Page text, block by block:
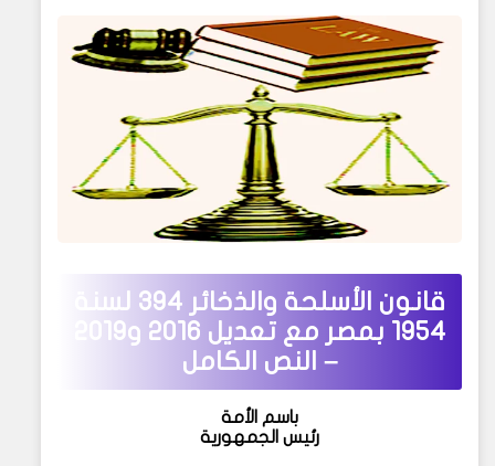
قانون الأسلحة والذخائر 394 لسنة
1954 بمصر مع تعديل 2016 و2019
– النص الكامل
باسم الأمة
رئيس الجمهورية